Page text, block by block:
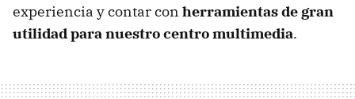
experiencia y contar con herramientas de gran
utilidad para nuestro centro multimedia.